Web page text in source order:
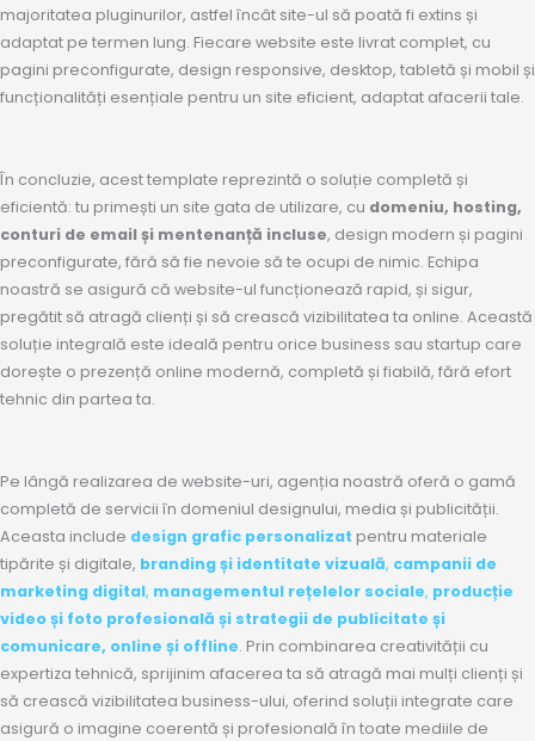
majoritatea pluginurilor, astfel încât site-ul să poată fi extins și
adaptat pe termen lung. Fiecare website este livrat complet, cu
pagini preconfigurate, design responsive, desktop, tabletă și mobil și
funcționalități esențiale pentru un site eficient, adaptat afacerii tale.
În concluzie, acest template reprezintă o soluție completă și
eficientă: tu primești un site gata de utilizare, cu domeniu, hosting,
conturi de email și mentenanță incluse, design modern și pagini
preconfigurate, fără să fie nevoie să te ocupi de nimic. Echipa
noastră se asigură că website-ul funcționează rapid, și sigur,
pregătit să atragă clienți și să crească vizibilitatea ta online. Această
soluție integrală este ideală pentru orice business sau startup care
dorește o prezență online modernă, completă și fiabilă, fără efort
tehnic din partea ta.
Pe lângă realizarea de website-uri, agenția noastră oferă o gamă
completă de servicii în domeniul designului, media și publicității.
Aceasta include design grafic personalizat pentru materiale
tipărite și digitale, branding și identitate vizuală, campanii de
marketing digital, managementul rețelelor sociale, producție
video și foto profesională și strategii de publicitate și
comunicare, online și offline. Prin combinarea creativității cu
expertiza tehnică, sprijinim afacerea ta să atragă mai mulți clienți și
să crească vizibilitatea business-ului, oferind soluții integrate care
asigură o imagine coerentă și profesională în toate mediile de